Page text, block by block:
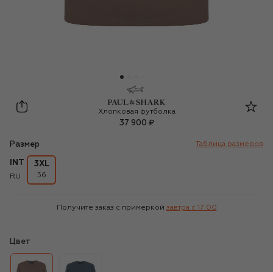
Paul&Shark
Хлопковая футболка
37 900 ₽
Размер Таблица размеров
INT
RU
3XL
56
Получите заказ с примеркой завтра c 17:00
Цвет